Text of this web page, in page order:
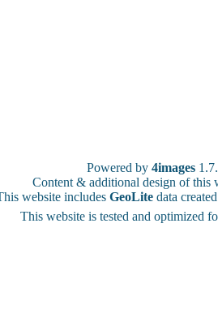
Powered by 4images
Content & additional design of
website includes GeoLite data
This website is tested and optimized